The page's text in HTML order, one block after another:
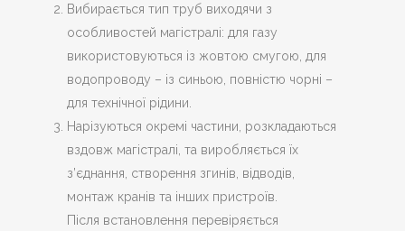
Вибирається тип труб виходячи з
особливостей магістралі: для газу
використовуються із жовтою смугою, для
водопроводу – із синьою, повністю чорні –
для технічної рідини.
Нарізуються окремі частини, розкладаються
вздовж магістралі, та виробляється їх
з’єднання, створення згинів, відводів,
монтаж кранів та інших пристроїв.
Після встановлення перевіряється